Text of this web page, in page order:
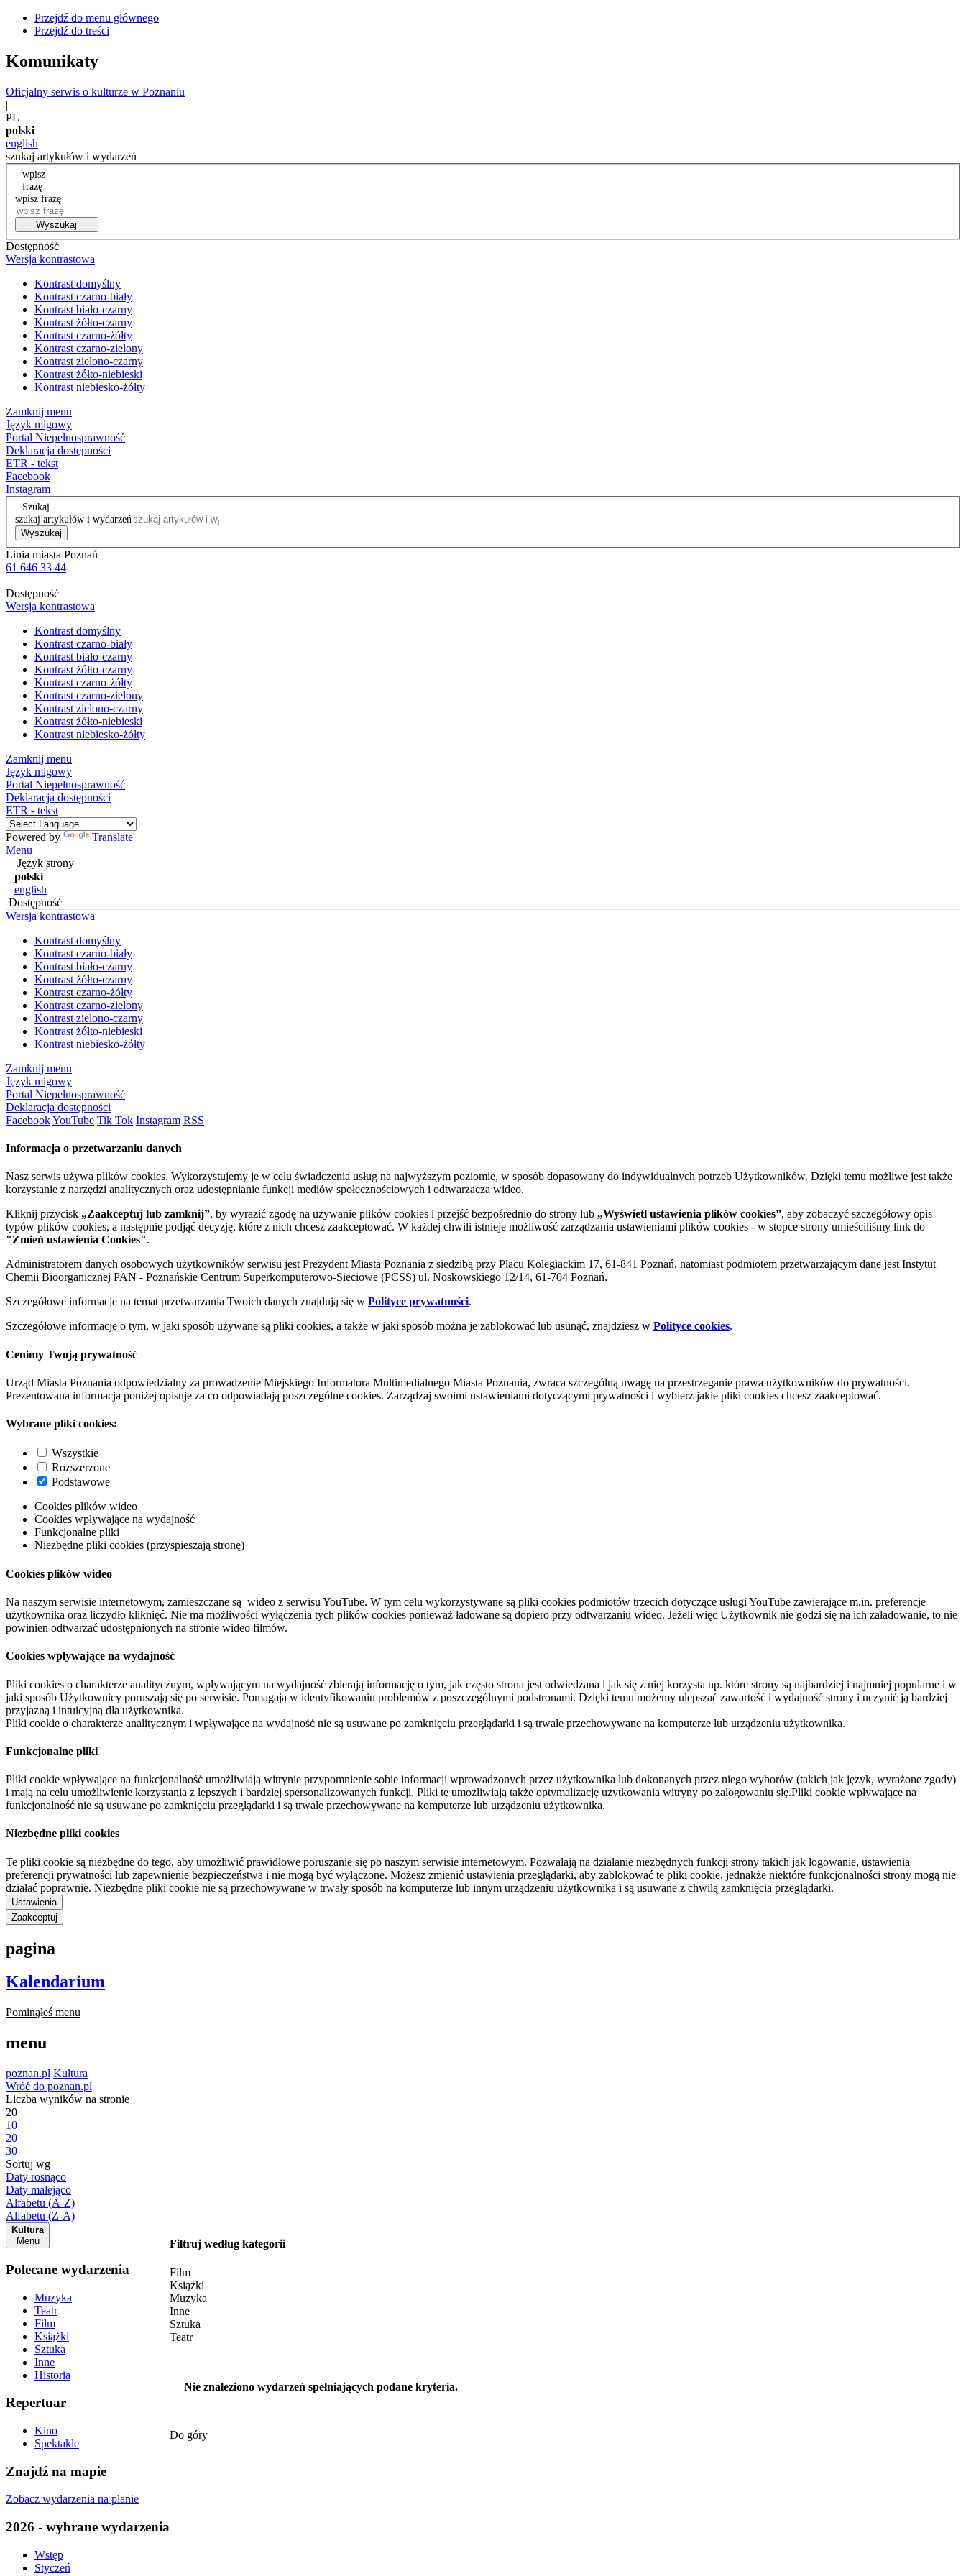
Przejdź do menu głównego
Przejdź do treści
Komunikaty
Oficjalny serwis o kulturze w Poznaniu
|
PL
polski
english
szukaj artykułów i wydarzeń
wpisz
frazę
wpisz frazę
Wyszukaj
Dostępność
Wersja kontrastowa
Kontrast domyślny
Kontrast czarno-biały
Kontrast biało-czarny
Kontrast żółto-czarny
Kontrast czarno-żółty
Kontrast czarno-zielony
Kontrast zielono-czarny
Kontrast żółto-niebieski
Kontrast niebiesko-żółty
Zamknij menu
Język migowy
Portal Niepełnosprawność
Deklaracja dostępności
ETR - tekst
Facebook
Instagram
Szukaj
szukaj artykułów i wydarzeń
Wyszukaj
Linia miasta Poznań
61 646 33 44
Dostępność
Wersja kontrastowa
Kontrast domyślny
Kontrast czarno-biały
Kontrast biało-czarny
Kontrast żółto-czarny
Kontrast czarno-żółty
Kontrast czarno-zielony
Kontrast zielono-czarny
Kontrast żółto-niebieski
Kontrast niebiesko-żółty
Zamknij menu
Język migowy
Portal Niepełnosprawność
Deklaracja dostępności
ETR - tekst
Powered by
Translate
Menu
Język strony
polski
english
Dostępność
Wersja kontrastowa
Kontrast domyślny
Kontrast czarno-biały
Kontrast biało-czarny
Kontrast żółto-czarny
Kontrast czarno-żółty
Kontrast czarno-zielony
Kontrast zielono-czarny
Kontrast żółto-niebieski
Kontrast niebiesko-żółty
Zamknij menu
Język migowy
Portal Niepełnosprawność
Deklaracja dostępności
FacebookYouTube Tik Tok Instagram RSS
Informacja o przetwarzaniu danych
Nasz serwis używa plików cookies. Wykorzystujemy je w celu świadczenia usług na najwyższym poziomie, w sposób dopasowany do indywidualnych potrzeb Użytkowników. Dzięki temu możliwe jest także
korzystanie z narzędzi analitycznych oraz udostępnianie funkcji mediów społecznościowych i odtwarzacza wideo.
Kliknij przycisk „Zaakceptuj lub zamknij”, by wyrazić zgodę na używanie plików cookies i przejść bezpośrednio do strony lub „Wyświetl ustawienia plików cookies”, aby zobaczyć szczegółowy opis
typów plików cookies, a następnie podjąć decyzję, które z nich chcesz zaakceptować. W każdej chwili istnieje możliwość zarządzania ustawieniami plików cookies - w stopce strony umieściliśmy link do
"Zmień ustawienia Cookies".
Administratorem danych osobowych użytkowników serwisu jest Prezydent Miasta Poznania z siedzibą przy Placu Kolegiackim 17, 61-841 Poznań, natomiast podmiotem przetwarzającym dane jest Instytut
Chemii Bioorganicznej PAN - Poznańskie Centrum Superkomputerowo-Sieciowe (PCSS) ul. Noskowskiego 12/14, 61-704 Poznań.
Szczegółowe informacje na temat przetwarzania Twoich danych znajdują się w Polityce prywatności.
Szczegółowe informacje o tym, w jaki sposób używane są pliki cookies, a także w jaki sposób można je zablokować lub usunąć, znajdziesz w Polityce cookies.
Cenimy Twoją prywatność
Urząd Miasta Poznania odpowiedzialny za prowadzenie Miejskiego Informatora Multimedialnego Miasta Poznania, zwraca szczególną uwagę na przestrzeganie prawa użytkowników do prywatności.
Prezentowana informacja poniżej opisuje za co odpowiadają poszczególne cookies. Zarządzaj swoimi ustawieniami dotyczącymi prywatności i wybierz jakie pliki cookies chcesz zaakceptować.
Wybrane pliki cookies:
Wszystkie
Rozszerzone
Podstawowe
Cookies plików wideo
Cookies wpływające na wydajność
Funkcjonalne pliki
Niezbędne pliki cookies (przyspieszają stronę)
Cookies plików wideo
Na naszym serwisie internetowym, zamieszczane są wideo z serwisu YouTube. W tym celu wykorzystywane są pliki cookies podmiotów trzecich dotyczące usługi YouTube zawierające m.in. preferencje
użytkownika oraz liczydło kliknięć. Nie ma możliwości wyłączenia tych plików cookies ponieważ ładowane są dopiero przy odtwarzaniu wideo. Jeżeli więc Użytkownik nie godzi się na ich załadowanie, to nie
powinien odtwarzać udostępnionych na stronie wideo filmów.
Cookies wpływające na wydajność
Pliki cookies o charakterze analitycznym, wpływającym na wydajność zbierają informację o tym, jak często strona jest odwiedzana i jak się z niej korzysta np. które strony są najbardziej i najmniej popularne i w
jaki sposób Użytkownicy poruszają się po serwisie. Pomagają w identyfikowaniu problemów z poszczególnymi podstronami. Dzięki temu możemy ulepszać zawartość i wydajność strony i uczynić ją bardziej
przyjazną i intuicyjną dla użytkownika.
Pliki cookie o charakterze analitycznym i wpływające na wydajność nie są usuwane po zamknięciu przeglądarki i są trwale przechowywane na komputerze lub urządzeniu użytkownika.
Funkcjonalne pliki
Pliki cookie wpływające na funkcjonalność umożliwiają witrynie przypomnienie sobie informacji wprowadzonych przez użytkownika lub dokonanych przez niego wyborów (takich jak język, wyrażone zgody)
i mają na celu umożliwienie korzystania z lepszych i bardziej spersonalizowanych funkcji. Pliki te umożliwiają także optymalizację użytkowania witryny po zalogowaniu się.Pliki cookie wpływające na
funkcjonalność nie są usuwane po zamknięciu przeglądarki i są trwale przechowywane na komputerze lub urządzeniu użytkownika.
Niezbędne pliki cookies
Te pliki cookie są niezbędne do tego, aby umożliwić prawidłowe poruszanie się po naszym serwisie internetowym. Pozwalają na działanie niezbędnych funkcji strony takich jak logowanie, ustawienia
preferencji prywatności lub zapewnienie bezpieczeństwa i nie mogą być wyłączone. Możesz zmienić ustawienia przeglądarki, aby zablokować te pliki cookie, jednakże niektóre funkcjonalności strony mogą nie
działać poprawnie. Niezbędne pliki cookie nie są przechowywane w trwały sposób na komputerze lub innym urządzeniu użytkownika i są usuwane z chwilą zamknięcia przeglądarki.
Ustawienia
Zaakceptuj
pagina
Kalendarium
Pominąłeś menu
menu
poznan.pl Kultura
Wróć do poznan.pl
Liczba wyników na stronie
20
10
20
30
Sortuj wg
Daty rosnąco
Daty malejąco
Alfabetu (A-Z)
Alfabetu (Z-A)
Kultura
Menu
Polecane wydarzenia
Muzyka
Teatr
Film
Książki
Sztuka
Inne
Historia
Repertuar
Kino
Spektakle
Znajdź na mapie
Zobacz wydarzenia na planie
2026 - wybrane wydarzenia
Wstęp
Styczeń
Filtruj według kategorii
Film
Książki
Muzyka
Inne
Sztuka
Teatr
Nie znaleziono wydarzeń spełniających podane kryteria.
Do góry